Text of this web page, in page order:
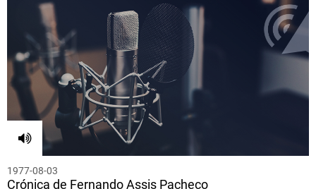
1977-08-03
Crónica de Fernando Assis Pacheco